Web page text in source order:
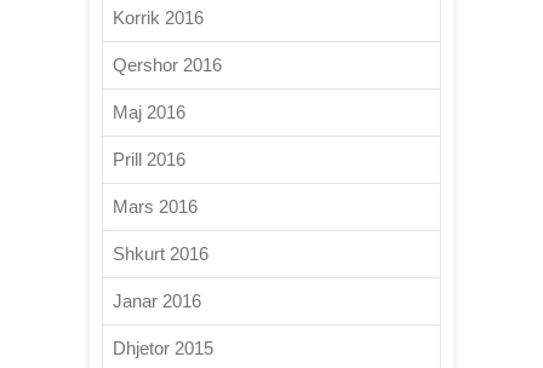
Korrik 2016
Qershor 2016
Maj 2016
Prill 2016
Mars 2016
Shkurt 2016
Janar 2016
Dhjetor 2015